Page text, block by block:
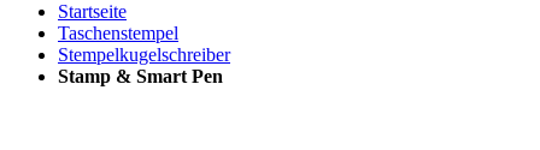
Startseite
Taschenstempel
Stempelkugelschreiber
Stamp & Smart Pen